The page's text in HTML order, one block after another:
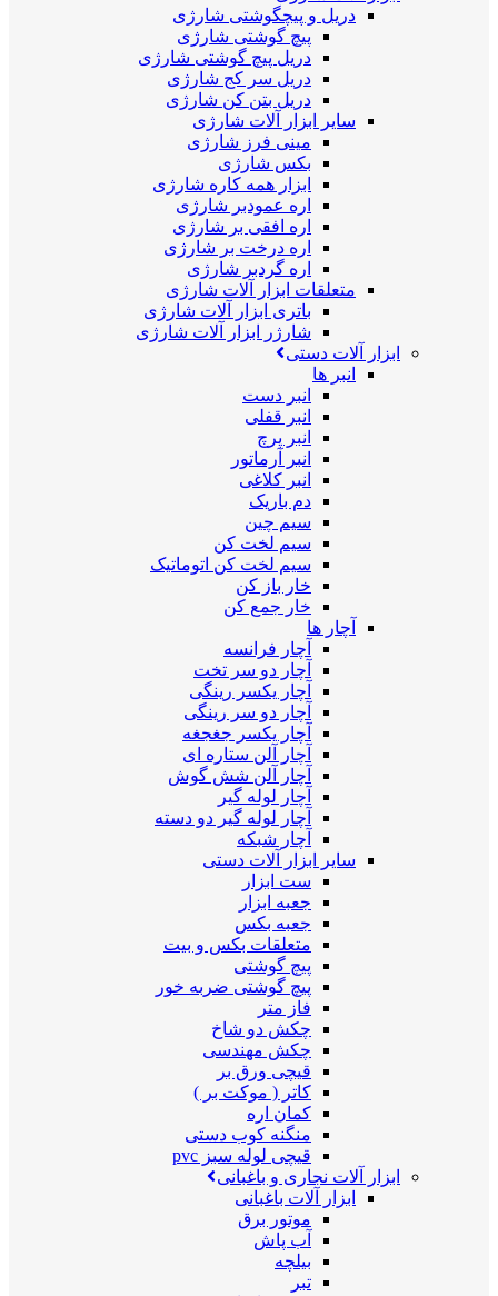
دریل و پیچگوشتی شارژی
پیچ گوشتی شارژی
دریل پیچ گوشتی شارژی
دریل سر کج شارژی
دریل بتن کن شارژی
سایر ابزار آلات شارژی
مینی فرز شارژی
بکس شارژی
ابزار همه کاره شارژی
اره عمودبر شارژی
اره افقی بر شارژی
اره درخت بر شارژی
اره گردبر شارژی
متعلقات ابزار آلات شارژی
باتری ابزار آلات شارژی
شارژر ابزار آلات شارژی
ابزار آلات دستی
انبر ها
انبر دست
انبر قفلی
انبر پرچ
انبر آرماتور
انبر کلاغی
دم باریک
سیم چین
سیم لخت کن
سیم لخت کن اتوماتیک
خار باز کن
خار جمع کن
آچار ها
آچار فرانسه
آچار دو سر تخت
آچار یکسر رینگی
آچار دو سر رینگی
آچار یکسر جغجغه
آچار آلن ستاره ای
آچار آلن شش گوش
آچار لوله گیر
آچار لوله گیر دو دسته
آچار شبکه
سایر ابزار آلات دستی
ست ابزار
جعبه ابزار
جعبه بکس
متعلقات بکس و بیت
پیچ گوشتی
پیچ گوشتی ضربه خور
فاز متر
چکش دو شاخ
چکش مهندسی
قیچی ورق بر
کاتر ( موکت بر )
کمان اره
منگنه کوب دستی
قیچی لوله سبز pvc
ابزار آلات نجاری و باغبانی
ابزار آلات باغبانی
موتور برق
آب پاش
بیلچه
تبر